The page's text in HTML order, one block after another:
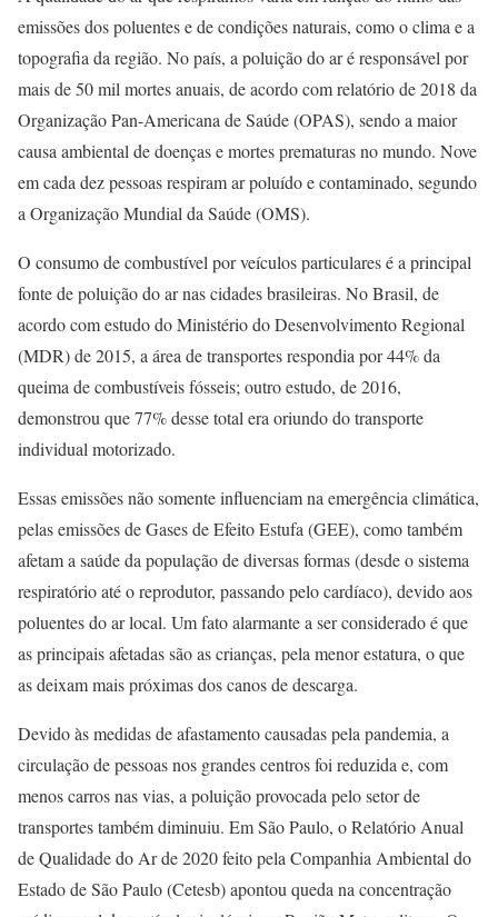
emissões dos poluentes e de condições naturais, como o clima e a
topografia da região. No país, a poluição do ar é responsável por
mais de 50 mil mortes anuais, de acordo com relatório de 2018 da
Organização Pan-Americana de Saúde (OPAS), sendo a maior
causa ambiental de doenças e mortes prematuras no mundo. Nove
em cada dez pessoas respiram ar poluído e contaminado, segundo
a Organização Mundial da Saúde (OMS).
O consumo de combustível por veículos particulares é a principal
fonte de poluição do ar nas cidades brasileiras. No Brasil, de
acordo com estudo do Ministério do Desenvolvimento Regional
(MDR) de 2015, a área de transportes respondia por 44% da
queima de combustíveis fósseis; outro estudo, de 2016,
demonstrou que 77% desse total era oriundo do transporte
individual motorizado.
Essas emissões não somente influenciam na emergência climática,
pelas emissões de Gases de Efeito Estufa (GEE), como também
afetam a saúde da população de diversas formas (desde o sistema
respiratório até o reprodutor, passando pelo cardíaco), devido aos
poluentes do ar local. Um fato alarmante a ser considerado é que
as principais afetadas são as crianças, pela menor estatura, o que
as deixam mais próximas dos canos de descarga.
Devido às medidas de afastamento causadas pela pandemia, a
circulação de pessoas nos grandes centros foi reduzida e, com
menos carros nas vias, a poluição provocada pelo setor de
transportes também diminuiu. Em São Paulo, o Relatório Anual
de Qualidade do Ar de 2020 feito pela Companhia Ambiental do
Estado de São Paulo (Cetesb) apontou queda na concentração